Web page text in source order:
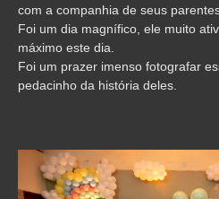
com a companhia de seus
Foi um dia magnífico, ele muito
máximo este dia.
Foi um prazer imenso fotografar
pedacinho da história deles.